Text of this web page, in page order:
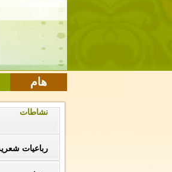
هام
نشاطات
رباعيات